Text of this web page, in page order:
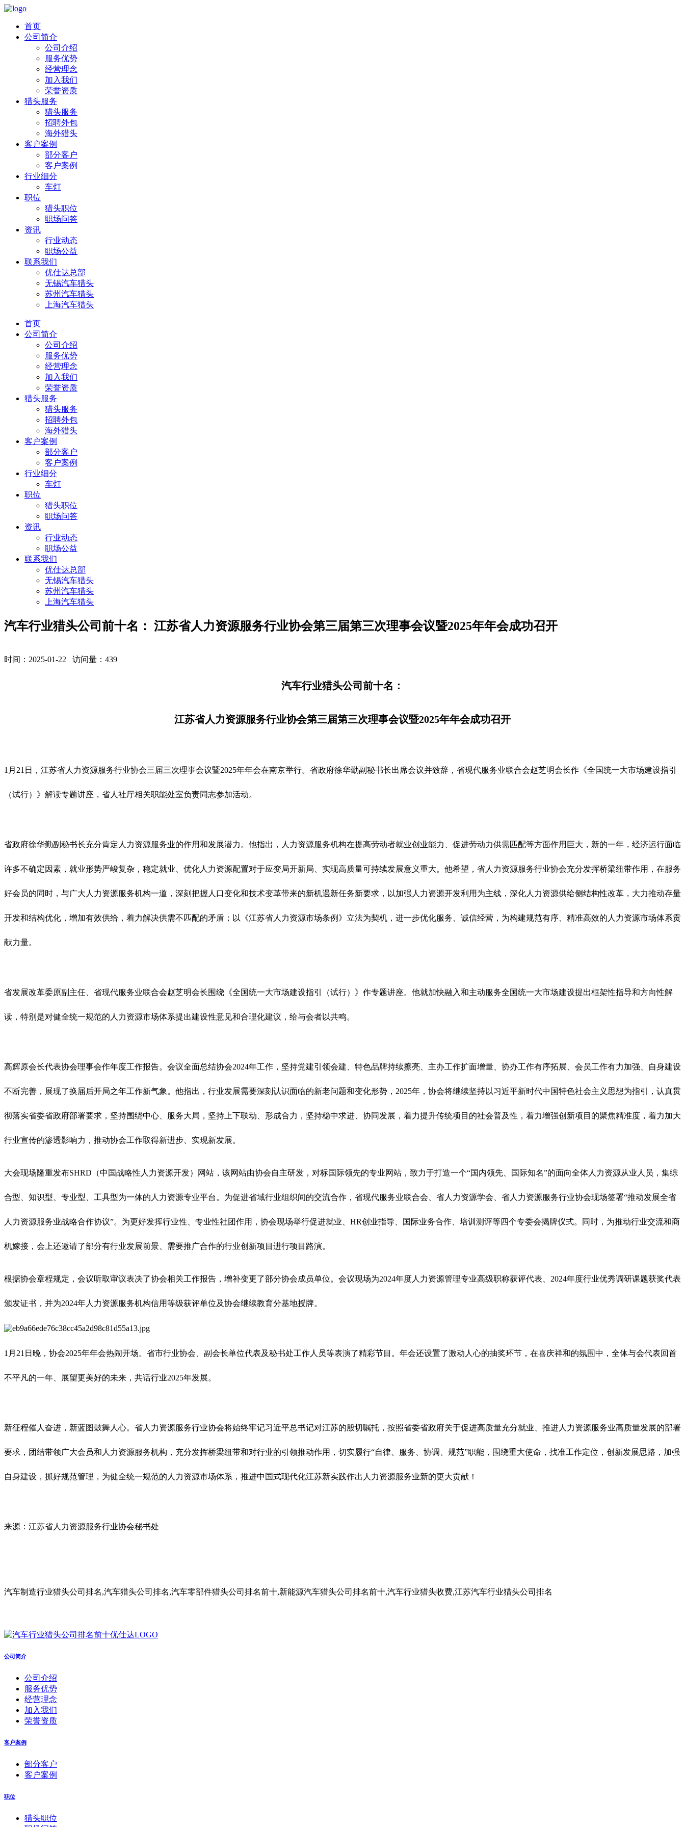
首页
公司简介
公司介绍
服务优势
经营理念
加入我们
荣誉资质
猎头服务
猎头服务
招聘外包
海外猎头
客户案例
部分客户
客户案例
行业细分
车灯
职位
猎头职位
职场问答
资讯
行业动态
职场公益
联系我们
优仕达总部
无锡汽车猎头
苏州汽车猎头
上海汽车猎头
首页
公司简介
公司介绍
服务优势
经营理念
加入我们
荣誉资质
猎头服务
猎头服务
招聘外包
海外猎头
客户案例
部分客户
客户案例
行业细分
车灯
职位
猎头职位
职场问答
资讯
行业动态
职场公益
联系我们
优仕达总部
无锡汽车猎头
苏州汽车猎头
上海汽车猎头
汽车行业猎头公司前十名： 江苏省人力资源服务行业协会第三届第三次理事会议暨2025年年会成功召开
时间：2025-01-22 访问量： 439
汽车行业猎头公司前十名：
江苏省人力资源服务行业协会第三届第三次理事会议暨2025年年会成功召开
1月21日，江苏省人力资源服务行业协会三届三次理事会议暨2025年年会在南京举行。省政府徐华勤副秘书长出席会议并致辞，省现代服务业联合会赵芝明会长作《全国统一大市场建设指引
（试行）》解读专题讲座，省人社厅相关职能处室负责同志参加活动。
省政府徐华勤副秘书长充分肯定人力资源服务业的作用和发展潜力。他指出，人力资源服务机构在提高劳动者就业创业能力、促进劳动力供需匹配等方面作用巨大，新的一年，经济运行面临
许多不确定因素，就业形势严峻复杂，稳定就业、优化人力资源配置对于应变局开新局、实现高质量可持续发展意义重大。他希望，省人力资源服务行业协会充分发挥桥梁纽带作用，在服务
好会员的同时，与广大人力资源服务机构一道，深刻把握人口变化和技术变革带来的新机遇新任务新要求，以加强人力资源开发利用为主线，深化人力资源供给侧结构性改革，大力推动存量
开发和结构优化，增加有效供给，着力解决供需不匹配的矛盾；以《江苏省人力资源市场条例》立法为契机，进一步优化服务、诚信经营，为构建规范有序、精准高效的人力资源市场体系贡
献力量。
省发展改革委原副主任、省现代服务业联合会赵芝明会长围绕《全国统一大市场建设指引（试行）》作专题讲座。他就加快融入和主动服务全国统一大市场建设提出框架性指导和方向性解
读，特别是对健全统一规范的人力资源市场体系提出建设性意见和合理化建议，给与会者以共鸣。
高辉原会长代表协会理事会作年度工作报告。会议全面总结协会2024年工作，坚持党建引领会建、特色品牌持续擦亮、主办工作扩面增量、协办工作有序拓展、会员工作有力加强、自身建设
不断完善，展现了换届后开局之年工作新气象。他指出，行业发展需要深刻认识面临的新老问题和变化形势，2025年，协会将继续坚持以习近平新时代中国特色社会主义思想为指引，认真贯
彻落实省委省政府部署要求，坚持围绕中心、服务大局，坚持上下联动、形成合力，坚持稳中求进、协同发展，着力提升传统项目的社会普及性，着力增强创新项目的聚焦精准度，着力加大
行业宣传的渗透影响力，推动协会工作取得新进步、实现新发展。
大会现场隆重发布SHRD（中国战略性人力资源开发）网站，该网站由协会自主研发，对标国际领先的专业网站，致力于打造一个“国内领先、国际知名”的面向全体人力资源从业人员，集综
合型、知识型、专业型、工具型为一体的人力资源专业平台。为促进省域行业组织间的交流合作，省现代服务业联合会、省人力资源学会、省人力资源服务行业协会现场签署“推动发展全省
人力资源服务业战略合作协议”。为更好发挥行业性、专业性社团作用，协会现场举行促进就业、HR创业指导、国际业务合作、培训测评等四个专委会揭牌仪式。同时，为推动行业交流和商
机嫁接，会上还邀请了部分有行业发展前景、需要推广合作的行业创新项目进行项目路演。
根据协会章程规定，会议听取审议表决了协会相关工作报告，增补变更了部分协会成员单位。会议现场为2024年度人力资源管理专业高级职称获评代表、2024年度行业优秀调研课题获奖代表
颁发证书，并为2024年人力资源服务机构信用等级获评单位及协会继续教育分基地授牌。
1月21日晚，协会2025年年会热闹开场。省市行业协会、副会长单位代表及秘书处工作人员等表演了精彩节目。年会还设置了激动人心的抽奖环节，在喜庆祥和的氛围中，全体与会代表回首
不平凡的一年、展望更美好的未来，共话行业2025年发展。
新征程催人奋进，新蓝图鼓舞人心。省人力资源服务行业协会将始终牢记习近平总书记对江苏的殷切嘱托，按照省委省政府关于促进高质量充分就业、推进人力资源服务业高质量发展的部署
要求，团结带领广大会员和人力资源服务机构，充分发挥桥梁纽带和对行业的引领推动作用，切实履行“自律、服务、协调、规范”职能，围绕重大使命，找准工作定位，创新发展思路，加强
自身建设，抓好规范管理，为健全统一规范的人力资源市场体系，推进中国式现代化江苏新实践作出人力资源服务业新的更大贡献！
来源：江苏省人力资源服务行业协会秘书处
汽车制造行业猎头公司排名,汽车猎头公司排名,汽车零部件猎头公司排名前十,新能源汽车猎头公司排名前十,汽车行业猎头收费,江苏汽车行业猎头公司排名
公司简介
公司介绍
服务优势
经营理念
加入我们
荣誉资质
客户案例
部分客户
客户案例
职位
猎头职位